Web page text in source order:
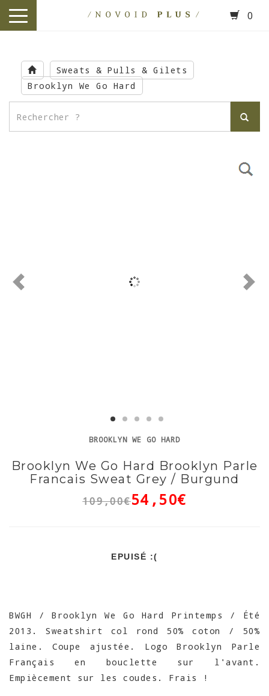
main
content
toggle
0
Sweats & Pulls & Gilets
Brooklyn We Go Hard
BROOKLYN WE GO HARD
Brooklyn We Go Hard Brooklyn Parle
Francais Sweat Grey / Burgund
109,00€54,50€
EPUISÉ :(
BWGH / Brooklyn We Go Hard Printemps / Été
2013. Sweatshirt col rond 50% coton / 50%
laine. Coupe ajustée. Logo Brooklyn Parle
Français en bouclette sur l'avant.
Empiècement sur les coudes. Frais !